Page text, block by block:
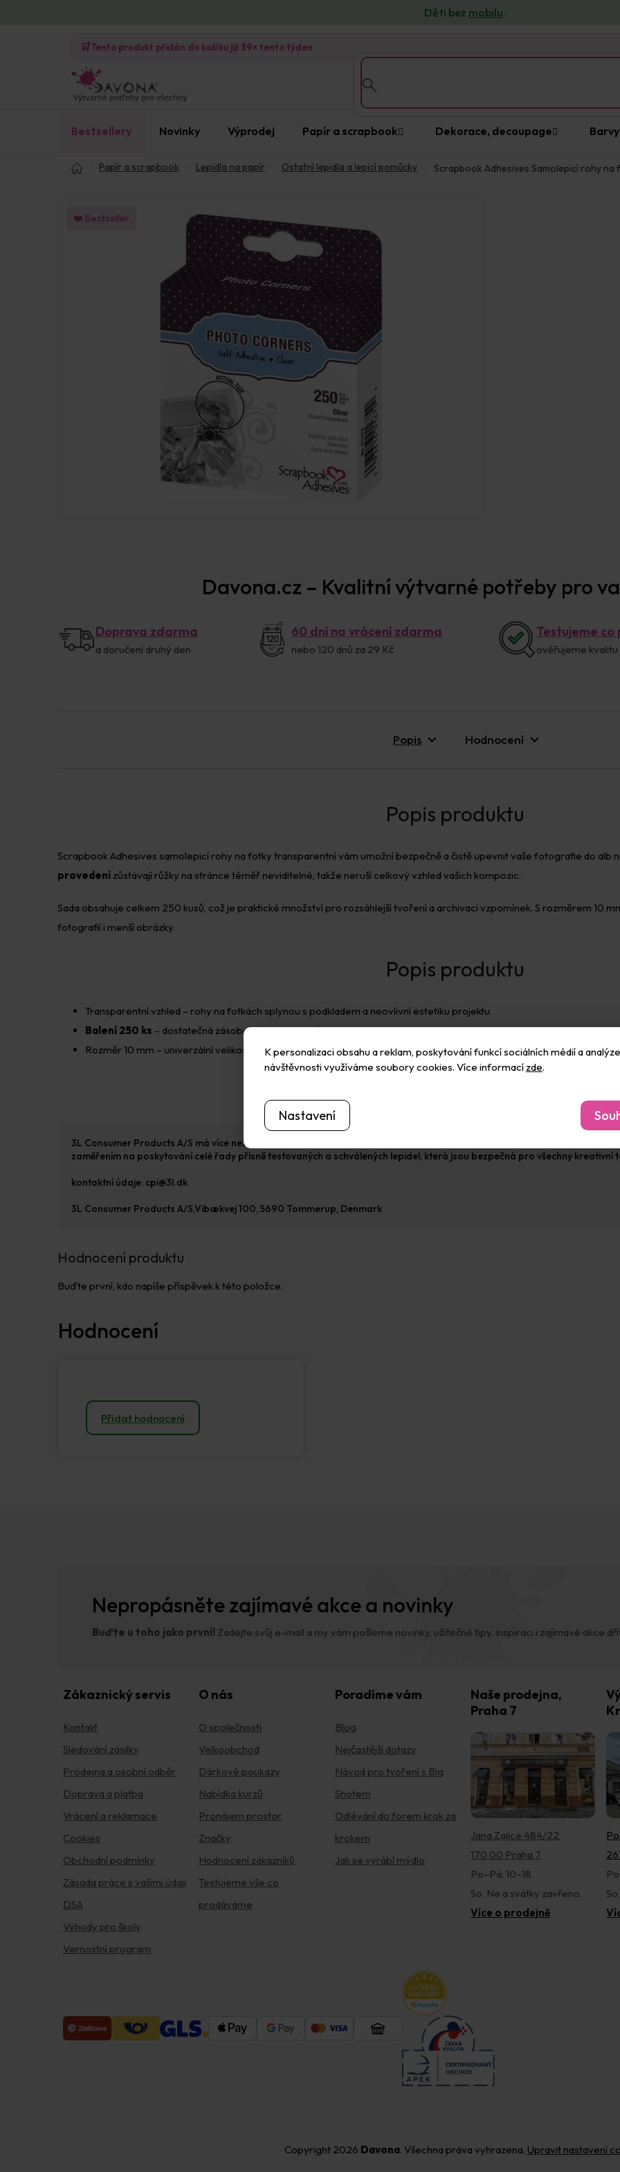
K personalizaci obsahu a reklam, poskytování funkcí sociálních médií a
návštěvnosti využíváme soubory cookies. Více informacízde.
Nastavení
Děti bez mobilu.
🛒Tento produkt přidán do košíku již 39× tento týden
Bestsellery Novinky Výprodej Papír a scrapbook Dekorace, decoupage
Papír a scrapbook Lepidla na papír Ostatní lepidla a lepicí pomůcky Scrapbook Adhesives Samolepicí rohy
❤️ Bestseller
Davona.cz – Kvalitní výtvarné potřeby pro
Doprava zdarma
a doručení druhý den
60 dní na vrácení zdarma
nebo 120 dnů za 29 Kč
Testujeme
ověřujeme
Popis Hodnocení
Scrapbook Adhesives samolepicí rohy na fotky transparentní vám umožní bezpečně a čistě upevnit vaše fotografie do alb
provedení zůstávají růžky na stránce téměř neviditelné, takže neruší celkový vzhled vašich kompozic.
Sada obsahuje celkem 250 kusů, což je praktické množství pro rozsáhlejší tvoření a archivaci vzpomínek. S rozměrem 10
fotografií i menší obrázky.
Transparentní vzhled – rohy na fotkách splynou s podkladem a neovlivní estetiku projektu.
Balení 250 ks – dostatečná zásoba pro tvorbu celých fotoalb.
Rozměr 10 mm – univerzální velikost vhodná pro různé typy kreativních projektů a scrapbookingu.
Hodnocení produktu
Buďte první, kdo napíše příspěvek k této položce.
Přidat hodnocení
3L Consumer Products A/S má více než 40 let zkušeností s navrhováním lepidel pro kreativní průmysl. V roce 2004 uvedli
zaměřením na poskytování celé řady přísně testovaných a schválených lepidel, která jsou bezpečná pro všechny kreativní
kontaktní údaje: cpi@3l.dk
3L Consumer Products A/S,Vibækvej 100, 5690 Tommerup, Denmark
Nepropásněte zajímavé akce a novinky
Buďte u toho jako první! Zadejte svůj e-mail a my vám pošleme novinky, užitečné tipy, inspiraci i zajímavé akce
Zákaznický servis
Kontakt
Sledování zásilky
Prodejna a osobní odběr
Doprava a platba
Vrácení a reklamace
Cookies
Obchodní podmínky
Zásada práce s vašimi údaji
DSA
Výhody pro školy
Vernostní program
O nás
O společnosti
Velkoobchod
Dárkové poukazy
Nabídka kurzů
Pronájem prostor
Značky
Hodnocení zákazníků
Testujeme vše co
prodáváme
Poradíme vám
Blog
Nejčastější dotazy
Návod pro tvoření s Big
Shotem
Odlévání do forem krok za
krokem
Jak se vyrábí mýdlo
Naše prodejna,
Praha 7
Jana Zajíce 484/22,
170 00 Praha 7
Po–Pá, 10–18
So, Ne a svátky zavřeno.
Více o prodejně
Copyright 2026 Davona. Všechna práva vyhrazena. Upravit nastavení